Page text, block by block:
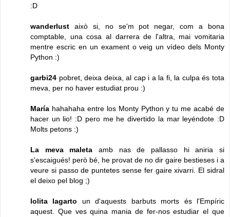
:D
wanderlust això si, no se'm pot negar, com a bona
comptable, una cosa al darrera de l'altra, mai vomitaria
mentre escric en un exament o veig un vídeo dels Monty
Python :)
garbi24 pobret, deixa deixa, al cap i a la fi, la culpa és tota
meva, per no haver estudiat prou :)
María hahahaha entre los Monty Python y tu me acabé de
hacer un lio! :D pero me he divertido la mar leyéndote :D
Molts petons :)
La meva maleta amb nas de pallasso hi aniria si
s'escaigués! però bé, he provat de no dir gaire bestieses i a
veure si passo de puntetes sense fer gaire xivarri. El sidral
el deixo pel blog ;)
lolita lagarto un d'aquests barbuts morts és l'Empíric
aquest. Que ves quina mania de fer-nos estudiar el que